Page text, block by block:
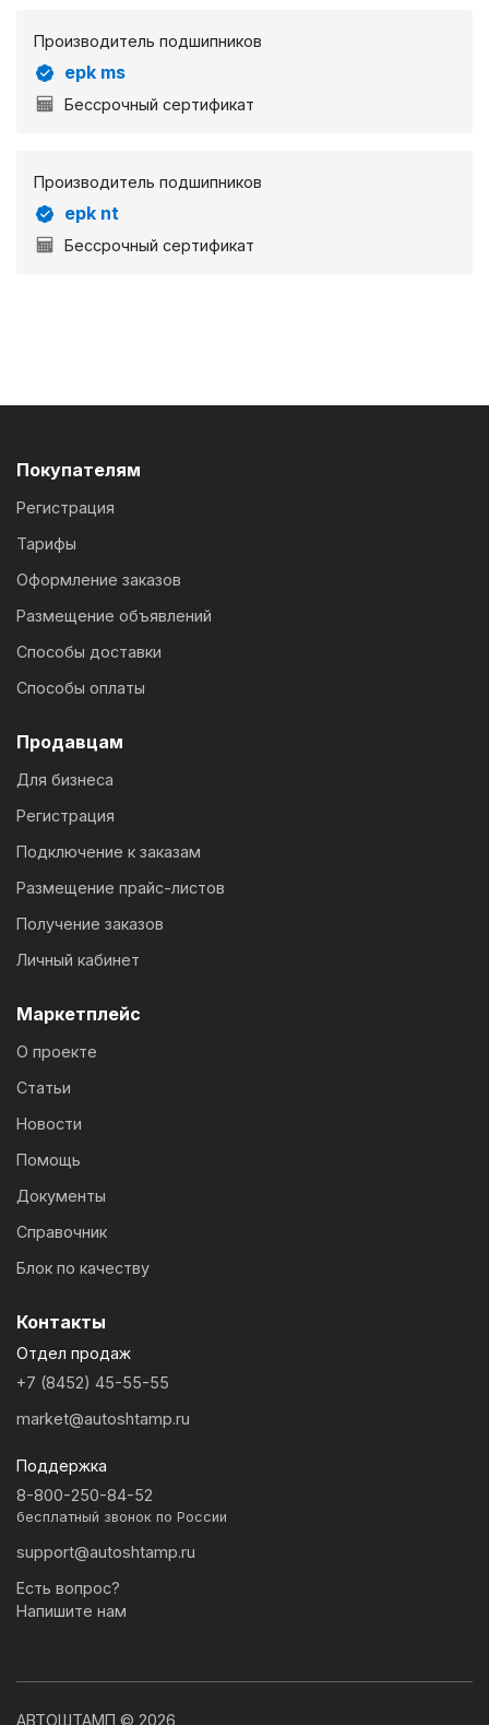
Производитель подшипников
epk ms
Бессрочный сертификат
Производитель подшипников
epk nt
Бессрочный сертификат
Покупателям
Регистрация
Тарифы
Оформление заказов
Размещение объявлений
Способы доставки
Способы оплаты
Продавцам
Для бизнеса
Регистрация
Подключение к заказам
Размещение прайс-листов
Получение заказов
Личный кабинет
Маркетплейс
О проекте
Статьи
Новости
Помощь
Документы
Справочник
Блок по качеству
Контакты
Отдел продаж
+7 (8452) 45-55-55
market@autoshtamp.ru
Поддержка
8-800-250-84-52
бесплатный звонок по России
support@autoshtamp.ru
Есть вопрос?
Напишите нам
АВТОШТАМП © 2026